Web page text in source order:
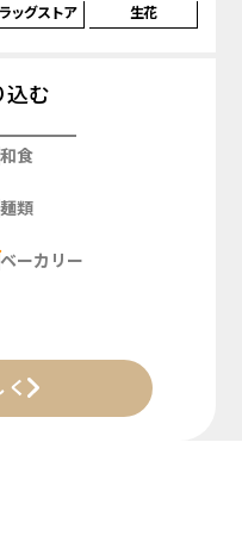
ッグストア 生花
込む
和食
麺類
ベーカリー
く